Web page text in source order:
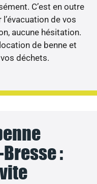
C’est en outre
de vos
aucune hésitation.
de benne et
déchets.
: